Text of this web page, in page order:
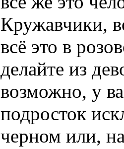
Кружавчики,
всё это в
делайте из
возможно, у
подросток
черном или,